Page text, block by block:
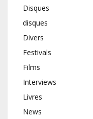
Disques
disques
Divers
Festivals
Films
Interviews
Livres
News